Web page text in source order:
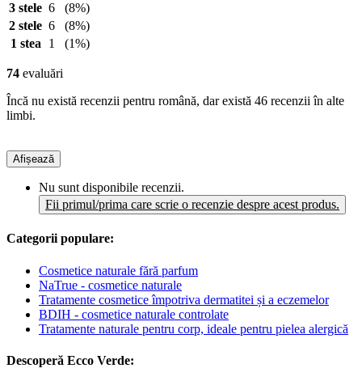
3 stele 6
(8%)
2 stele 6
(8%)
1 stea
1 (1%)
74 evaluări
Încă nu există recenzii pentru română, dar există 46 recenzii în alte
limbi.
Afișează
Nu sunt disponibile recenzii.
Fii primul/prima care scrie o recenzie despre acest produs.
Categorii populare:
Cosmetice naturale fără parfum
NaTrue - cosmetice naturale
Tratamente cosmetice împotriva dermatitei și a eczemelor
BDIH - cosmetice naturale controlate
Tratamente naturale pentru corp, ideale pentru pielea alergică
Descoperă Ecco Verde: